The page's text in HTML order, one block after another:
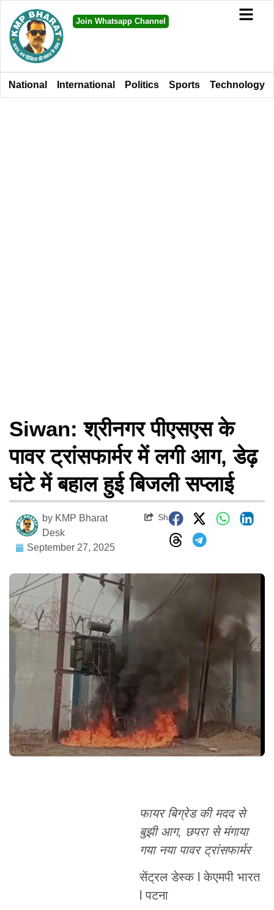
Join Whatsapp Channel
National International Politics Sports Technology
Siwan: श्रीनगर पीएसएस के
पावर ट्रांसफार्मर में लगी आग, डेढ़
घंटे में बहाल हुई बिजली सप्लाई
by KMP Bharat
Desk
September 27, 2025
Share
फायर बिग्रेड की मदद से
बुझी आग, छपरा से मंगाया
गया नया पावर ट्रांसफार्मर
सेंट्रल डेस्क l केएमपी भारत
l पटना